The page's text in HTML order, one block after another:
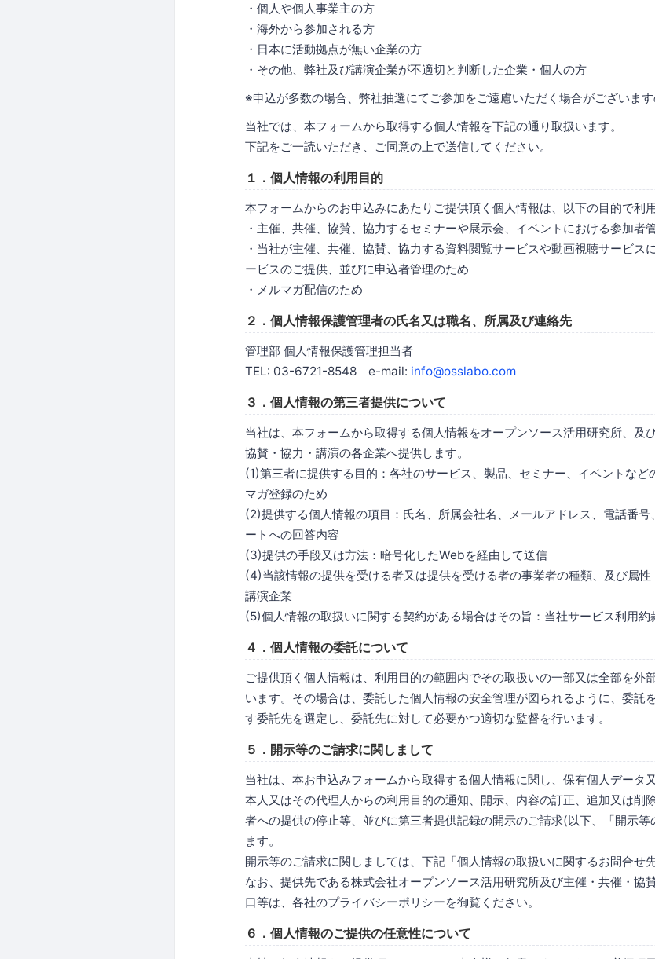
・個人や個人事業主の方
・海外から参加される方
・日本に活動拠点が無い企業の方
・その他、弊社及び講演企業が不適切と判断した企業・個人の方
※申込が多数の場合、弊社抽選にてご参加をご遠慮いただく場合がございます
当社では、本フォームから取得する個人情報を下記の通り取扱います。
下記をご一読いただき、ご同意の上で送信してください。
１．個人情報の利用目的
本フォームからのお申込みにあたりご提供頂く個人情報は、以下の目的で利用
・主催、共催、協賛、協力するセミナーや展示会、イベントにおける参加者
・当社が主催、共催、協賛、協力する資料閲覧サービスや動画視聴サービス
ービスのご提供、並びに申込者管理のため
・メルマガ配信のため
２．個人情報保護管理者の氏名又は職名、所属及び連絡先
管理部 個人情報保護管理担当者
TEL: 03-6721-8548 e-mail: info@osslabo.com
３．個人情報の第三者提供について
当社は、本フォームから取得する個人情報をオープンソース活用研究所、及
協賛・協力・講演の各企業へ提供します。
(1)第三者に提供する目的：各社のサービス、製品、セミナー、イベントなど
マガ登録のため
(2)提供する個人情報の項目：氏名、所属会社名、メールアドレス、電話番
ートへの回答内容
(3)提供の手段又は方法：暗号化したWebを経由して送信
(4)当該情報の提供を受ける者又は提供を受ける者の事業者の種類、及び属性
講演企業
(5)個人情報の取扱いに関する契約がある場合はその旨：当社サービス利用約
４．個人情報の委託について
ご提供頂く個人情報は、利用目的の範囲内でその取扱いの一部又は全部を外
います。その場合は、委託した個人情報の安全管理が図られるように、委託
す委託先を選定し、委託先に対して必要かつ適切な監督を行います。
５．開示等のご請求に関しまして
当社は、本お申込みフォームから取得する個人情報に関し、保有個人データ
本人又はその代理人からの利用目的の通知、開示、内容の訂正、追加又は削
者への提供の停止等、並びに第三者提供記録の開示のご請求(以下、「開示
ます。
開示等のご請求に関しましては、下記「個人情報の取扱いに関するお問合せ
なお、提供先である株式会社オープンソース活用研究所及び主催・共催・協
口等は、各社のプライバシーポリシーを御覧ください。
６．個人情報のご提供の任意性について